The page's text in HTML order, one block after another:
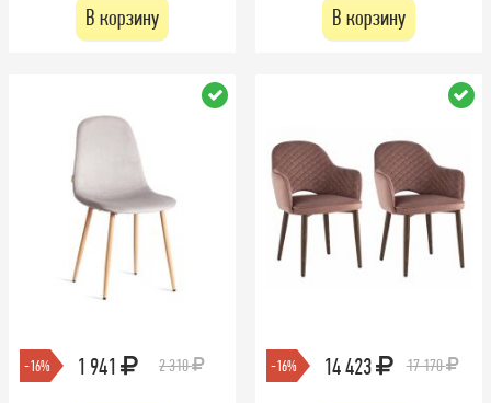
В корзину В корзину
-16% 1 941 2 310 -16% 14 423 17 170